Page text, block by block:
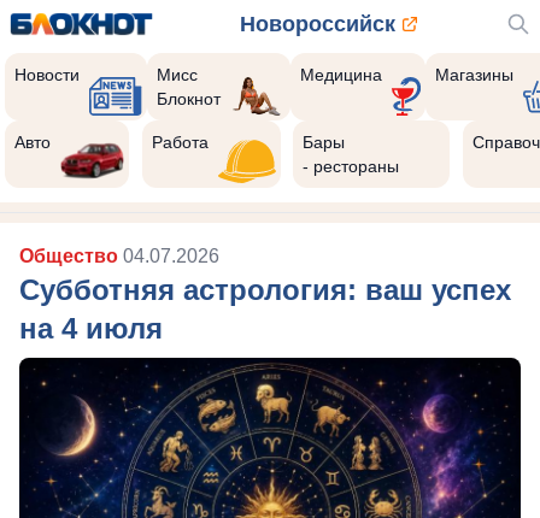
Новороссийск
Новости
Мисс
Блокнот
Медицина Магазины
Авто Работа
Бары
- рестораны
Общество 04.07.2026
Субботняя астрология: ваш успех
на 4 июля